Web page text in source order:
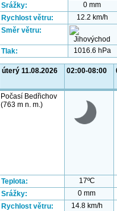
Srážky:
0 mm
Rychlost větru:
12.2 km/h
Směr větru:
Tlak: 1016.6 hPa
úterý 11.08.2026 02:00-08:00
Počasí Bedřichov
(763 m n. m.)
Teplota: 17ºC
Srážky:
0 mm
Rychlost větru:
14.8 km/h